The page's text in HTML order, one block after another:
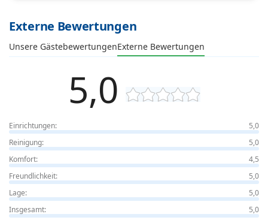
Externe Bewertungen
Unsere GästebewertungenExterne Bewertungen
5,0
Einrichtungen:
5,0
Reinigung:
5,0
Komfort:
4,5
Freundlichkeit:
5,0
Lage:
5,0
Insgesamt:
5,0